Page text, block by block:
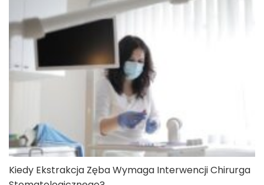
Kiedy Ekstrakcja Zęba Wymaga Interwencji Chirurga